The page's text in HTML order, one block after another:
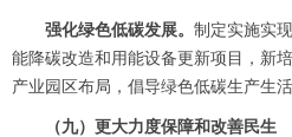
强化绿色低碳发展。 制定实施实
能降碳改造和用能设备更新项目，新
产业园区布局，倡导绿色低碳生产生
（九）更大力度保障和改善民生